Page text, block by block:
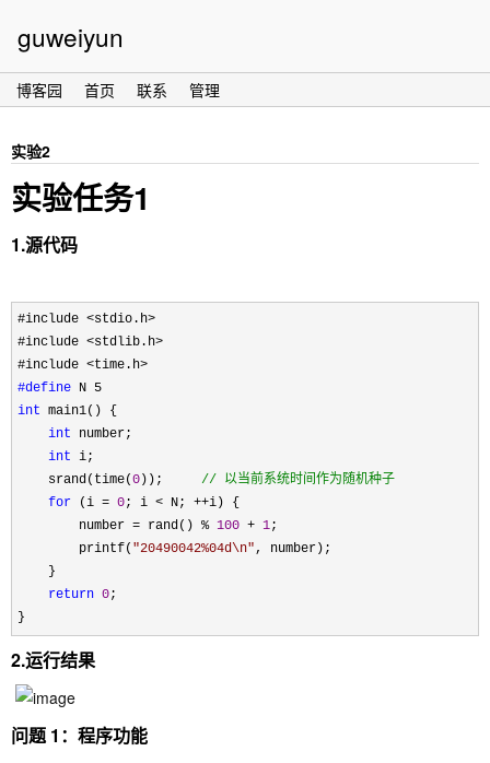
guweiyun
博客园 首页 联系 管理
实验2
实验任务1
1.源代码
#include <stdio.h>
#include <stdlib.h>
#include
#define
int main1() {
int number;
int i;
    srand(time(
0 )); // 以当前系统时间作为随机种子
for (i = 0; i < N; ++i) {
        number
= rand() % 100 + 1;
        printf(
"20490042%04d\n", number);
    }
return 0;
}
2.运行结果
问题 1：程序功能